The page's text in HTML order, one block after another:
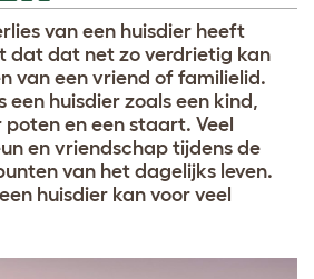
van een huisdier heeft
dat dat net zo verdrietig kan
van een vriend of familielid.
een huisdier zoals een kind,
en een staart. Veel
en vriendschap tijdens de
van het dagelijks leven.
huisdier kan voor veel